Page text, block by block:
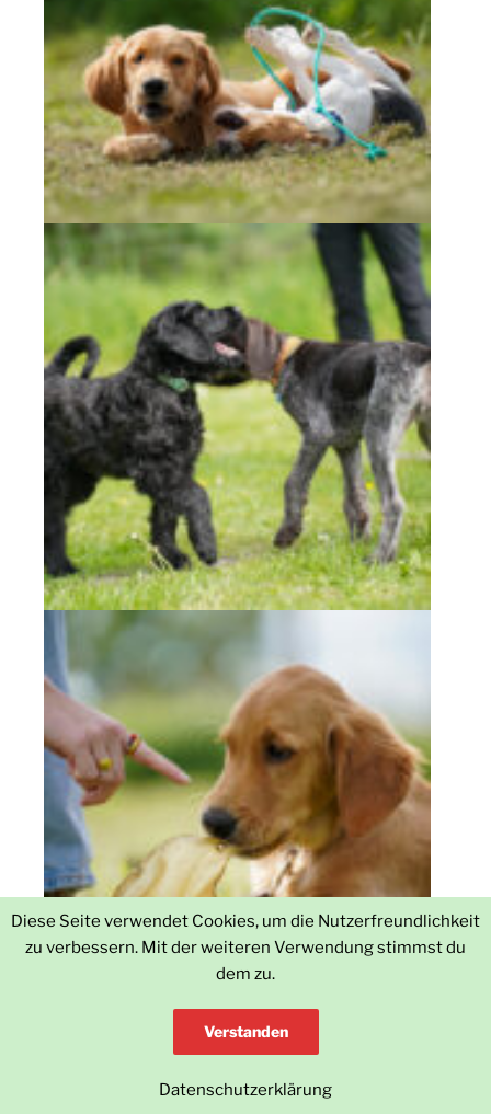
Theorie 2 Einheiten: Grundlagen, Problembehandlung
Diese Seite verwendet Cookies, um die Nutzerfreundlichkeit
zu verbessern. Mit der weiteren Verwendung stimmst du
dem zu.
Verstanden
Datenschutzerklärung